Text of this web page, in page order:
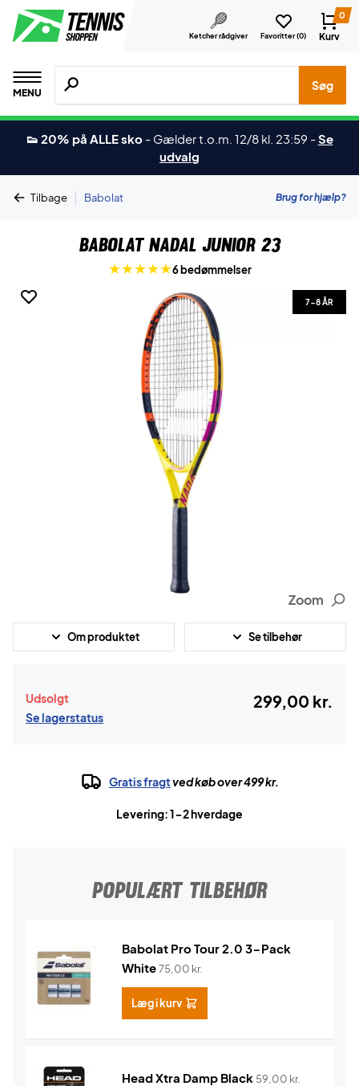
Ketcher rådgiver Favoritter (0)
0
Kurv
MENU
Søg efter produkter, mærker etc.
Søg
👟 20% på ALLE sko - Gælder t.o.m. 12/8 kl. 23:59 -Se
udvalg
Tilbage | Babolat Brug for hjælp?
Babolat Nadal Junior 23
6 bedømmelser
7-8 ÅR
Zoom
Om produktet Se tilbehør
Udsolgt
Se lagerstatus
299,00 kr.
Gratis fragtved køb over 499 kr.
Levering: 1-2 hverdage
POPULÆRT TILBEHØR
Babolat Pro Tour 2.0 3-Pack
White75,00 kr.
Læg i kurv
Head Xtra Damp Black 59,00 kr.